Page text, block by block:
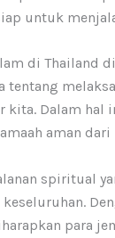
untuk
di Thailand
tentang
kita. Dalam hal
aman
spiritual
para